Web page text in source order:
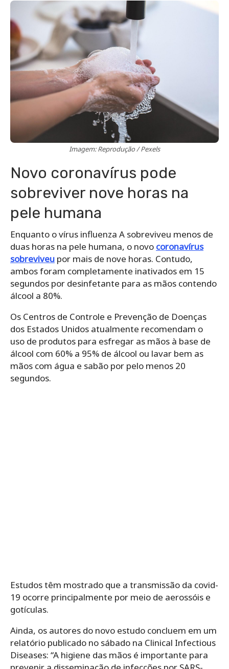
Imagem: Reprodução / Pexels
Novo coronavírus pode
sobreviver nove horas na
pele humana
Enquanto o vírus influenza A sobreviveu menos de
duas horas na pele humana, o novo coronavírus
sobreviveu por mais de nove horas. Contudo,
ambos foram completamente inativados em 15
segundos por desinfetante para as mãos contendo
álcool a 80%.
Os Centros de Controle e Prevenção de Doenças
dos Estados Unidos atualmente recomendam o
uso de produtos para esfregar as mãos à base de
álcool com 60% a 95% de álcool ou lavar bem as
mãos com água e sabão por pelo menos 20
segundos.
Estudos têm mostrado que a transmissão da covid-
19 ocorre principalmente por meio de aerossóis e
gotículas.
Ainda, os autores do novo estudo concluem em um
relatório publicado no sábado na Clinical Infectious
Diseases: “A higiene das mãos é importante para